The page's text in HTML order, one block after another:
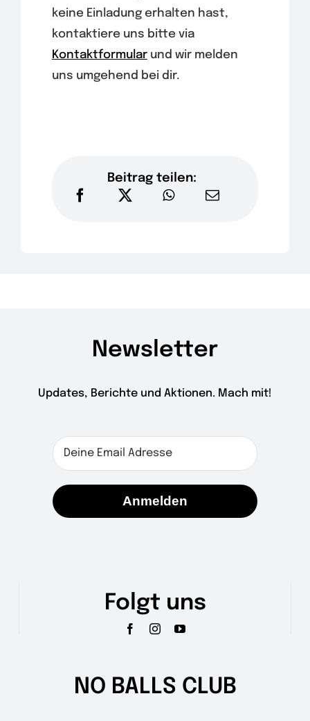
keine Einladung erhalten hast,
kontaktiere uns bitte via
Kontaktformularund wir melden
uns umgehend bei dir.
Beitrag teilen:
Newsletter
Updates, Berichte und Aktionen. Mach mit!
Anmelden
Folgt uns
NO BALLS CLUB